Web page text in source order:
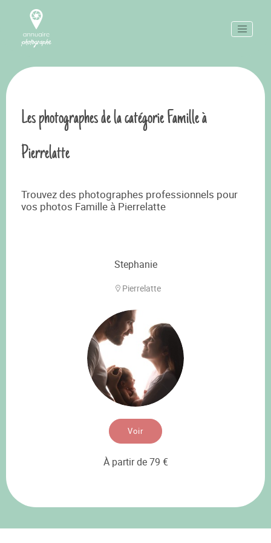
Les photographes de la catégorie Famille à
Pierrelatte
Trouvez des photographes professionnels pour
vos photos Famille à Pierrelatte
Stephanie
Pierrelatte
Voir
À partir de 79 €